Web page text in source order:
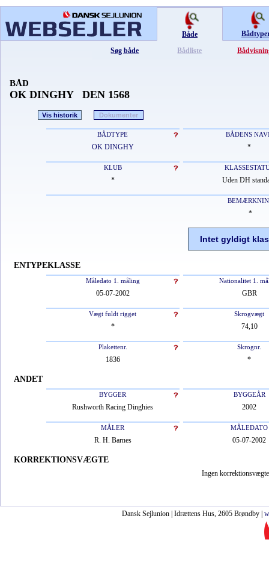
Både
Søg både
Bådliste
BÅD
OK DINGHY DEN 1568
Vis historik Dokumenter
BÅDTYPE BÅDENS
OK DINGHY *
KLUB
* Uden DH
*
Intet gyldigt
ENTYPEKLASSE
Måledato 1. måling Nationalitet 1.
05-07-2002 GBR
Vægt fuldt rigget Skrogvægt
* 74,10
Plakettenr. Skrognr.
1836 *
ANDET
BYGGER BYGGEÅR
Rushworth Racing Dinghies 2002
MÅLER MÅLEDATO
R. H. Barnes 05-07-2002
KORREKTIONSVÆGTE
Ingen
Dansk Sejlunion | Idrættens Hus, 2605 Brøndby |